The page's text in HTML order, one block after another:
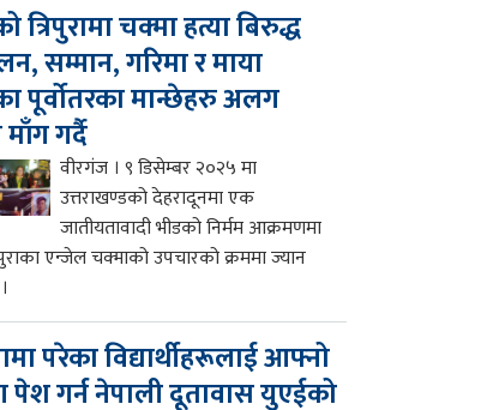
त्रिपुरामा चक्मा हत्या बिरुद्ध
सम्मान, गरिमा र माया
पूर्वोतरका मान्छेहरु अलग
गर्दै
वीरगंज । ९ डिसेम्बर २०२५ मा
उत्तराखण्डको देहरादूनमा एक
जातीयतावादी भीडको निर्मम आक्रमणमा
एन्जेल चक्माको उपचारको क्रममा ज्यान
परेका विद्यार्थीहरूलाई आफ्नो
पेश गर्न नेपाली दूतावास युएईको